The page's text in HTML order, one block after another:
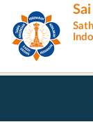
main
content